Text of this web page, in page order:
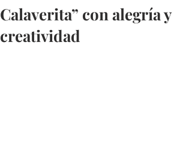
Calaverita” con alegría y
creatividad